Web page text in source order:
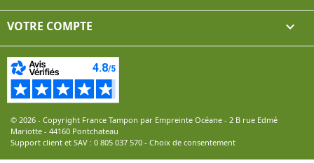
VOTRE COMPTE 
© 2026 - Copyright France Tampon par Empreinte Océane - 2 B rue Edmé
Mariotte - 44160 Pontchateau
Support client et SAV : 0 805 037 570 - Choix de consentement